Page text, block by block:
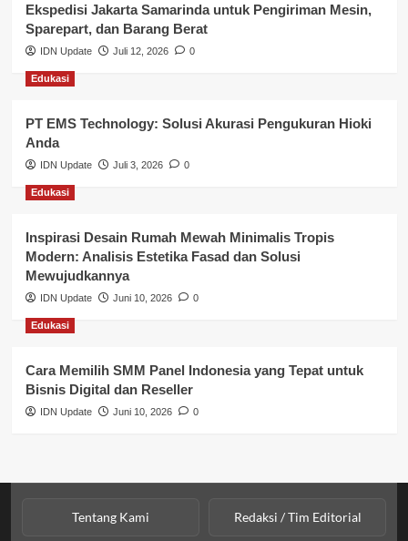
Layanan Publik Kabupaten Banyuasin
Nasional
Pemerintahan
Pendidikan
Perbankan & Keuangan
Perpajakan & Keuangan
Profil Wilayah Banyuasin
Sosial & Budaya
Sosial & Kesejahteraan
Ekspedisi Jakarta Samarinda untuk Pengiriman Mesin,
Sparepart, dan Barang Berat
IDN Update Juli 12, 2026 0
Edukasi
PT EMS Technology: Solusi Akurasi Pengukuran Hioki
Anda
IDN Update Juli 3, 2026 0
Edukasi
Inspirasi Desain Rumah Mewah Minimalis Tropis
Modern: Analisis Estetika Fasad dan Solusi
Mewujudkannya
IDN Update Juni 10, 2026 0
Edukasi
Cara Memilih SMM Panel Indonesia yang Tepat untuk
Bisnis Digital dan Reseller
IDN Update Juni 10, 2026 0
Tentang Kami Redaksi / Tim Editorial